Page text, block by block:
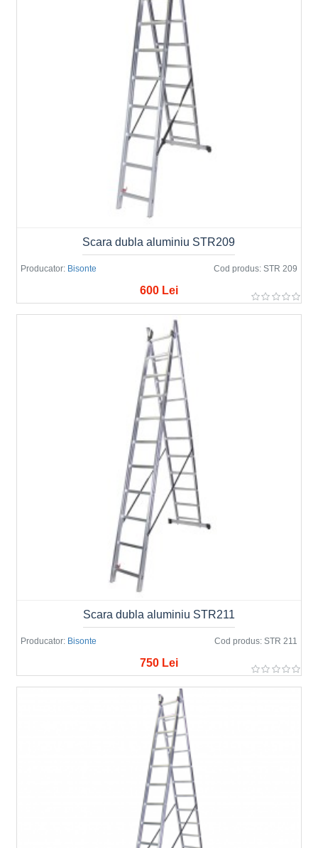
Producator: Bisonte Cod produs: STR 209
Scara dubla aluminiu STR209
600 Lei
Producator: Bisonte Cod produs: STR 211
Scara dubla aluminiu STR211
750 Lei